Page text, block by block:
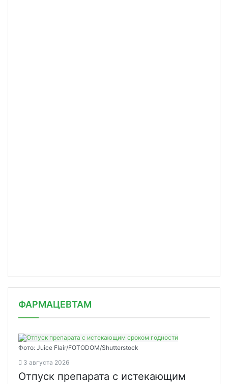
ФАРМАЦЕВТАМ
Фото: Juice Flair/FOTODOM/Shutterstoсk
3 августа 2026
Отпуск препарата с истекающим